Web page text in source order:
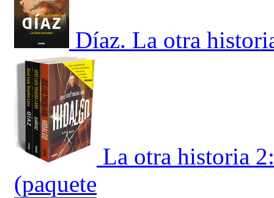
Díaz. La otra
La otra historia
(paquete